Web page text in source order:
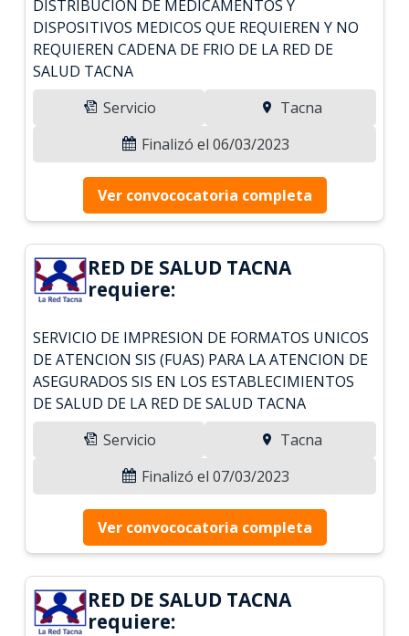
DISTRIBUCION DE MEDICAMENTOS Y
DISPOSITIVOS MEDICOS QUE REQUIEREN Y NO
REQUIEREN CADENA DE FRIO DE LA RED DE
SALUD TACNA
Servicio
Tacna
Finalizó el 06/03/2023
Ver convococatoria completa
RED DE SALUD TACNA
requiere:
SERVICIO DE IMPRESION DE FORMATOS UNICOS
DE ATENCION SIS (FUAS) PARA LA ATENCION DE
ASEGURADOS SIS EN LOS ESTABLECIMIENTOS
DE SALUD DE LA RED DE SALUD TACNA
Servicio
Tacna
Finalizó el 07/03/2023
Ver convococatoria completa
RED DE SALUD TACNA
requiere: